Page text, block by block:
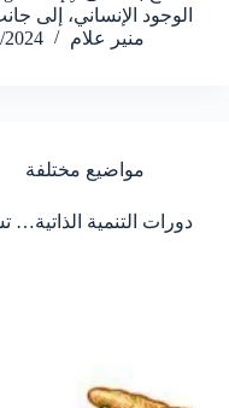
الوجود الإنساني، إلى
منير علام
2024
مواضيع مختلفة
دورات التنمية الذاتية…